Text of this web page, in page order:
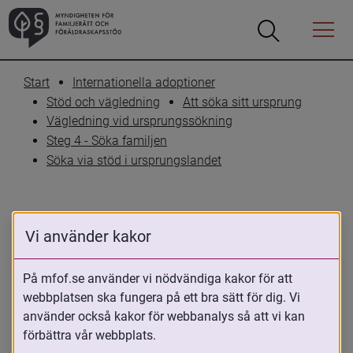
Öppna
Öppna
Menyn
Start
Internationella adoptioner
Stöd och vägledning
Att söka sitt ursprung
Vägledning vid ursprungssökning
Steg 4 - Söka familjen
Söka via stöd i ursprungslandet
INFORMATION OM URSPRUNGSLÄNDER
Peru
10 maj 2023
Vi använder kakor
På mfof.se använder vi nödvändiga kakor för att
webbplatsen ska fungera på ett bra sätt för dig. Vi
använder också kakor för webbanalys så att vi kan
förbättra vår webbplats.